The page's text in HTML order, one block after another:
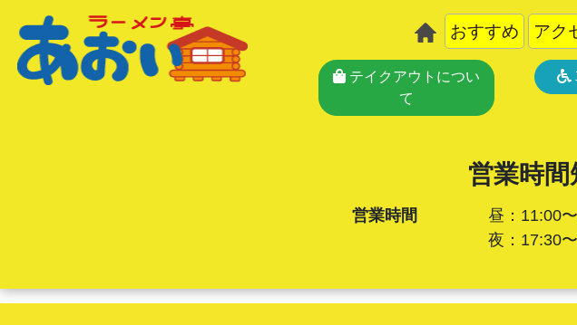
おすすめ アク
テイクアウトについ
て
営業時
営業時間
昼：11:00
夜：17:30